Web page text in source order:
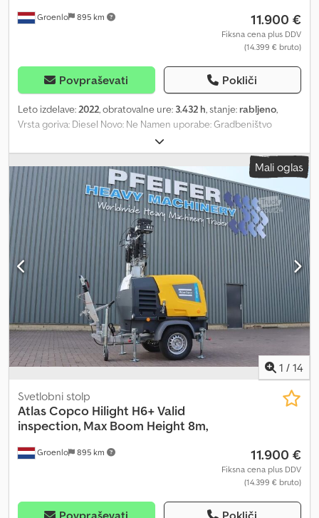
Groenlo 895 km 11.900 €
Fiksna cena plus DDV
(14.399 € bruto)
Povpraševati Pokliči
Leto izdelave: 2022, obratovalne ure: 3.432 h, stanje: rabljeno,
Vrsta goriva: Diesel Novo: Ne Namen uporabe: Gradbeništvo
Znamka motorja: Komatsu Dimenzije tovornega prostora: 209 x 129
x 250 cm Serijska številka: ESF208606 Za več informacij se obrnite
na skupino PFEIFER. Chodpfx Apoy Hbucehsa
Mali oglas
1 / 14
Groenlo 895 km
Svetlobni stolp
Atlas Copco Hilight H6+ Valid
inspection, Max Boom Height 8m,
11.900 €
Fiksna cena plus DDV
(14.399 € bruto)